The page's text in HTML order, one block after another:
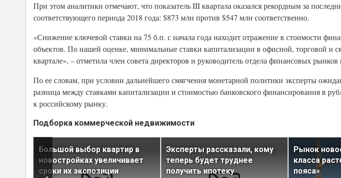
При этом аналитики отмечают, что показатель III квартала оказался рекордным за
соответствующего периода 2018 года: $873 млн против $547 млн соответственно.
«Снижение ключевой ставки на 75 б.п. с начала года находит отражение в стоимости
объектов. По нашей оценке, минимальные ставки капитализации в офисной, торговой и
квартале», – отметила член совета директоров и руководитель отдела финансовых
По ее словам, при условии дальнейшего смягчения монетарной политики эксперты
разница между ставками капитализации и стоимостью банковского финансирования в
к российскому рынку.
Подборка коммерческой недвижимости
Большой выбор квартир в
новостройках увеличивает
сроки их экспозиции
Эксперты рассказали, кому
теперь будет труднее
получить ипотеку
Рынок
класса
пояса»